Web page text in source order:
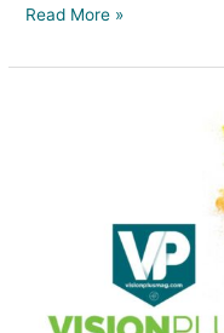
Read More »
Optical